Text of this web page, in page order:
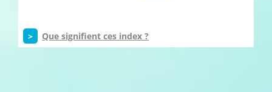
> Que signifient ces index ?